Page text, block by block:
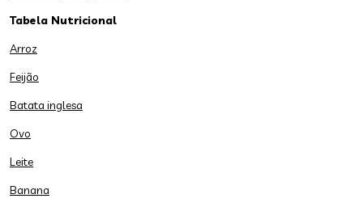
Tabela Nutricional
Arroz
Feijão
Batata inglesa
Ovo
Leite
Banana